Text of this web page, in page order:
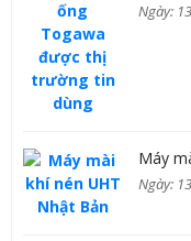
Ngày:
Máy
Ngày: